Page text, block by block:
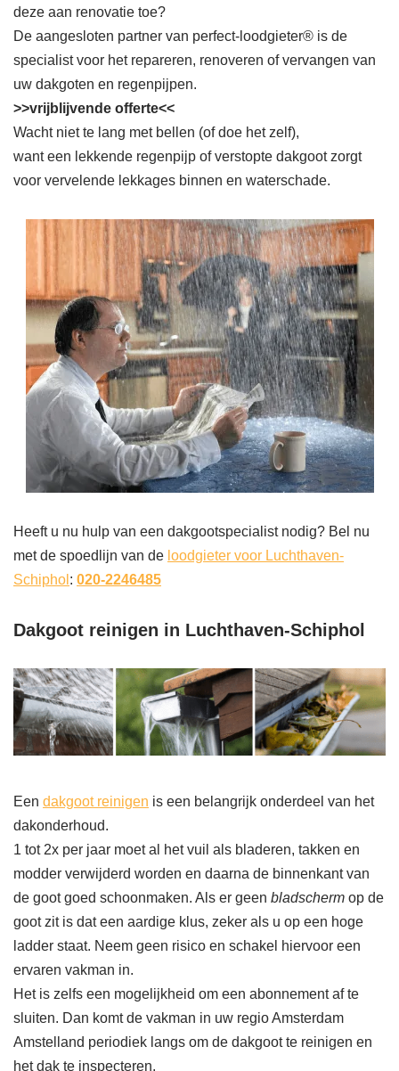
deze aan renovatie toe?
De aangesloten partner van perfect-loodgieter® is de
specialist voor het repareren, renoveren of vervangen van
uw dakgoten en regenpijpen.
>>vrijblijvende offerte<<
Wacht niet te lang met bellen (of doe het zelf),
want een lekkende regenpijp of verstopte dakgoot zorgt
voor vervelende lekkages binnen en waterschade.
Heeft u nu hulp van een dakgootspecialist nodig? Bel nu
met de spoedlijn van de loodgieter voor Luchthaven-
Schiphol : 020-2246485
Dakgoot reinigen in Luchthaven-Schiphol
Een dakgoot reinigen is een belangrijk onderdeel van het
dakonderhoud.
1 tot 2x per jaar moet al het vuil als bladeren, takken en
modder verwijderd worden en daarna de binnenkant van
de goot goed schoonmaken. Als er geen bladscherm op de
goot zit is dat een aardige klus, zeker als u op een hoge
ladder staat. Neem geen risico en schakel hiervoor een
ervaren vakman in.
Het is zelfs een mogelijkheid om een abonnement af te
sluiten. Dan komt de vakman in uw regio Amsterdam
Amstelland periodiek langs om de dakgoot te reinigen en
het dak te inspecteren.